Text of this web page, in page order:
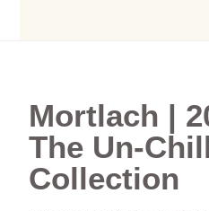
Mortlach |
The Un-
Collection